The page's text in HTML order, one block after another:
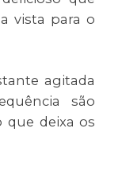
vista para o
agitada
são
que deixa os